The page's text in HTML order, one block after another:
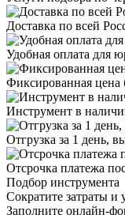
Доставка по всей
Удобная оплата для
Фиксированная цена
Инструмент в
Отгрузка за 1 день,
Отсрочка платежа
Подбор инструмента
Сократите затраты и
Заполните онлайн-